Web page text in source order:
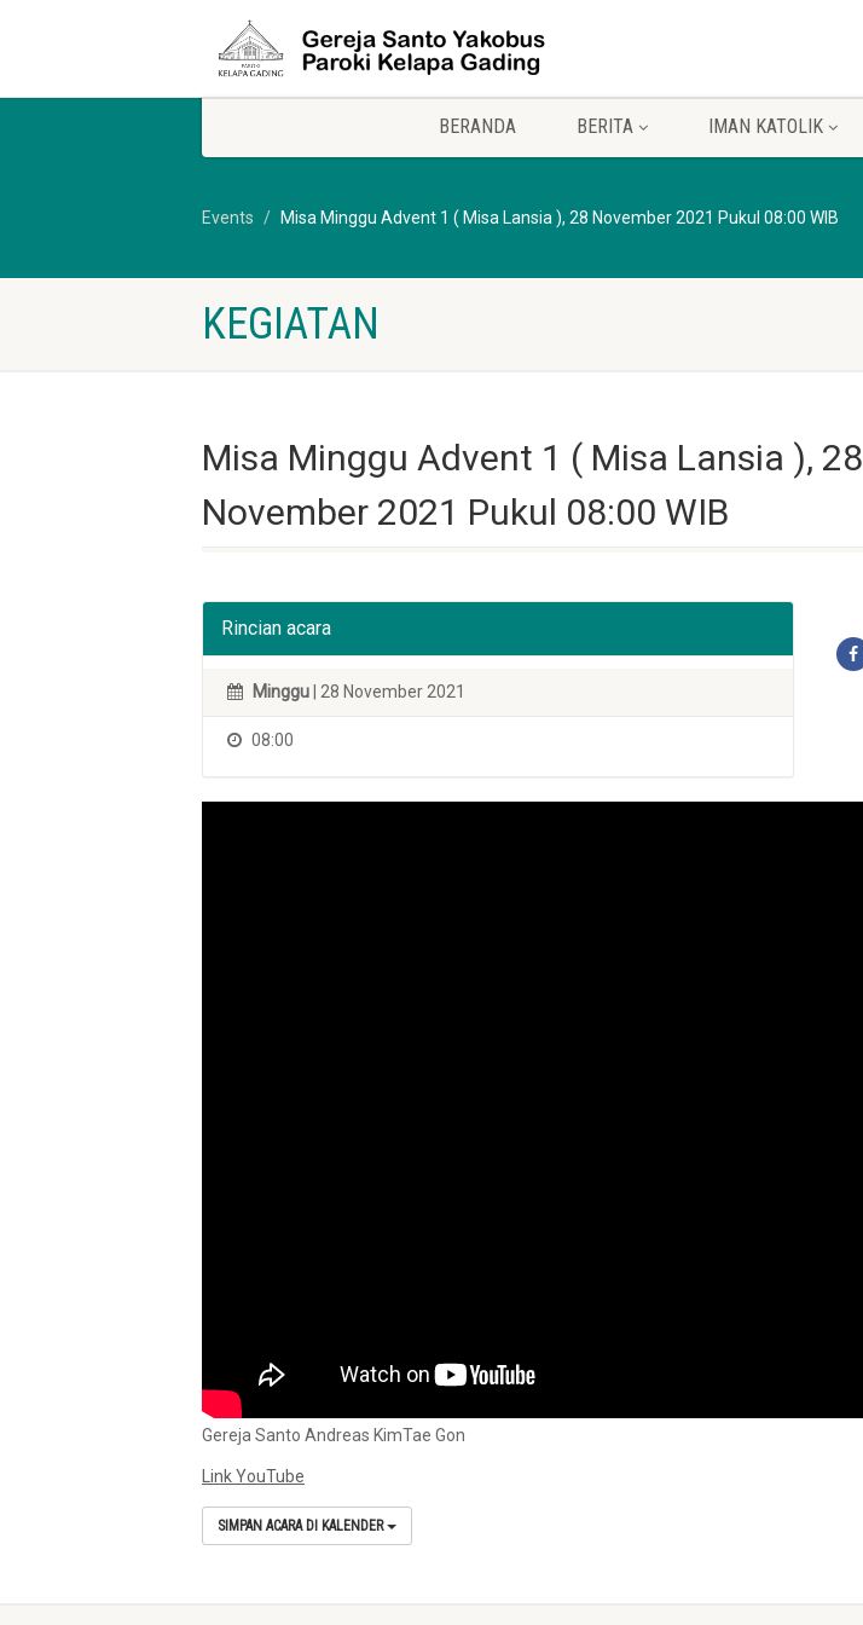
BERANDA BERITA IMAN KATOLIK
Events Misa Minggu Advent 1 ( Misa Lansia ), 28 November 2021 Pukul 08:00 WIB
KEGIATAN
Misa Minggu Advent 1 ( Misa Lansia ), 28
November 2021 Pukul 08:00 WIB
Rincian acara
Minggu | 28 November 2021
08:00
Gereja Santo Andreas KimTae Gon
Link YouTube
SIMPAN ACARA DI KALENDER